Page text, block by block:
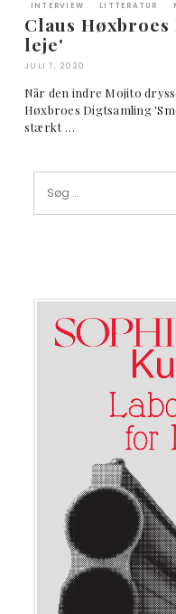
INTERVIEW LITTERATUR
Claus
leje'
JULI 1, 2020
Når den indre Mojito
Høxbroes Digtsamling
stærkt …